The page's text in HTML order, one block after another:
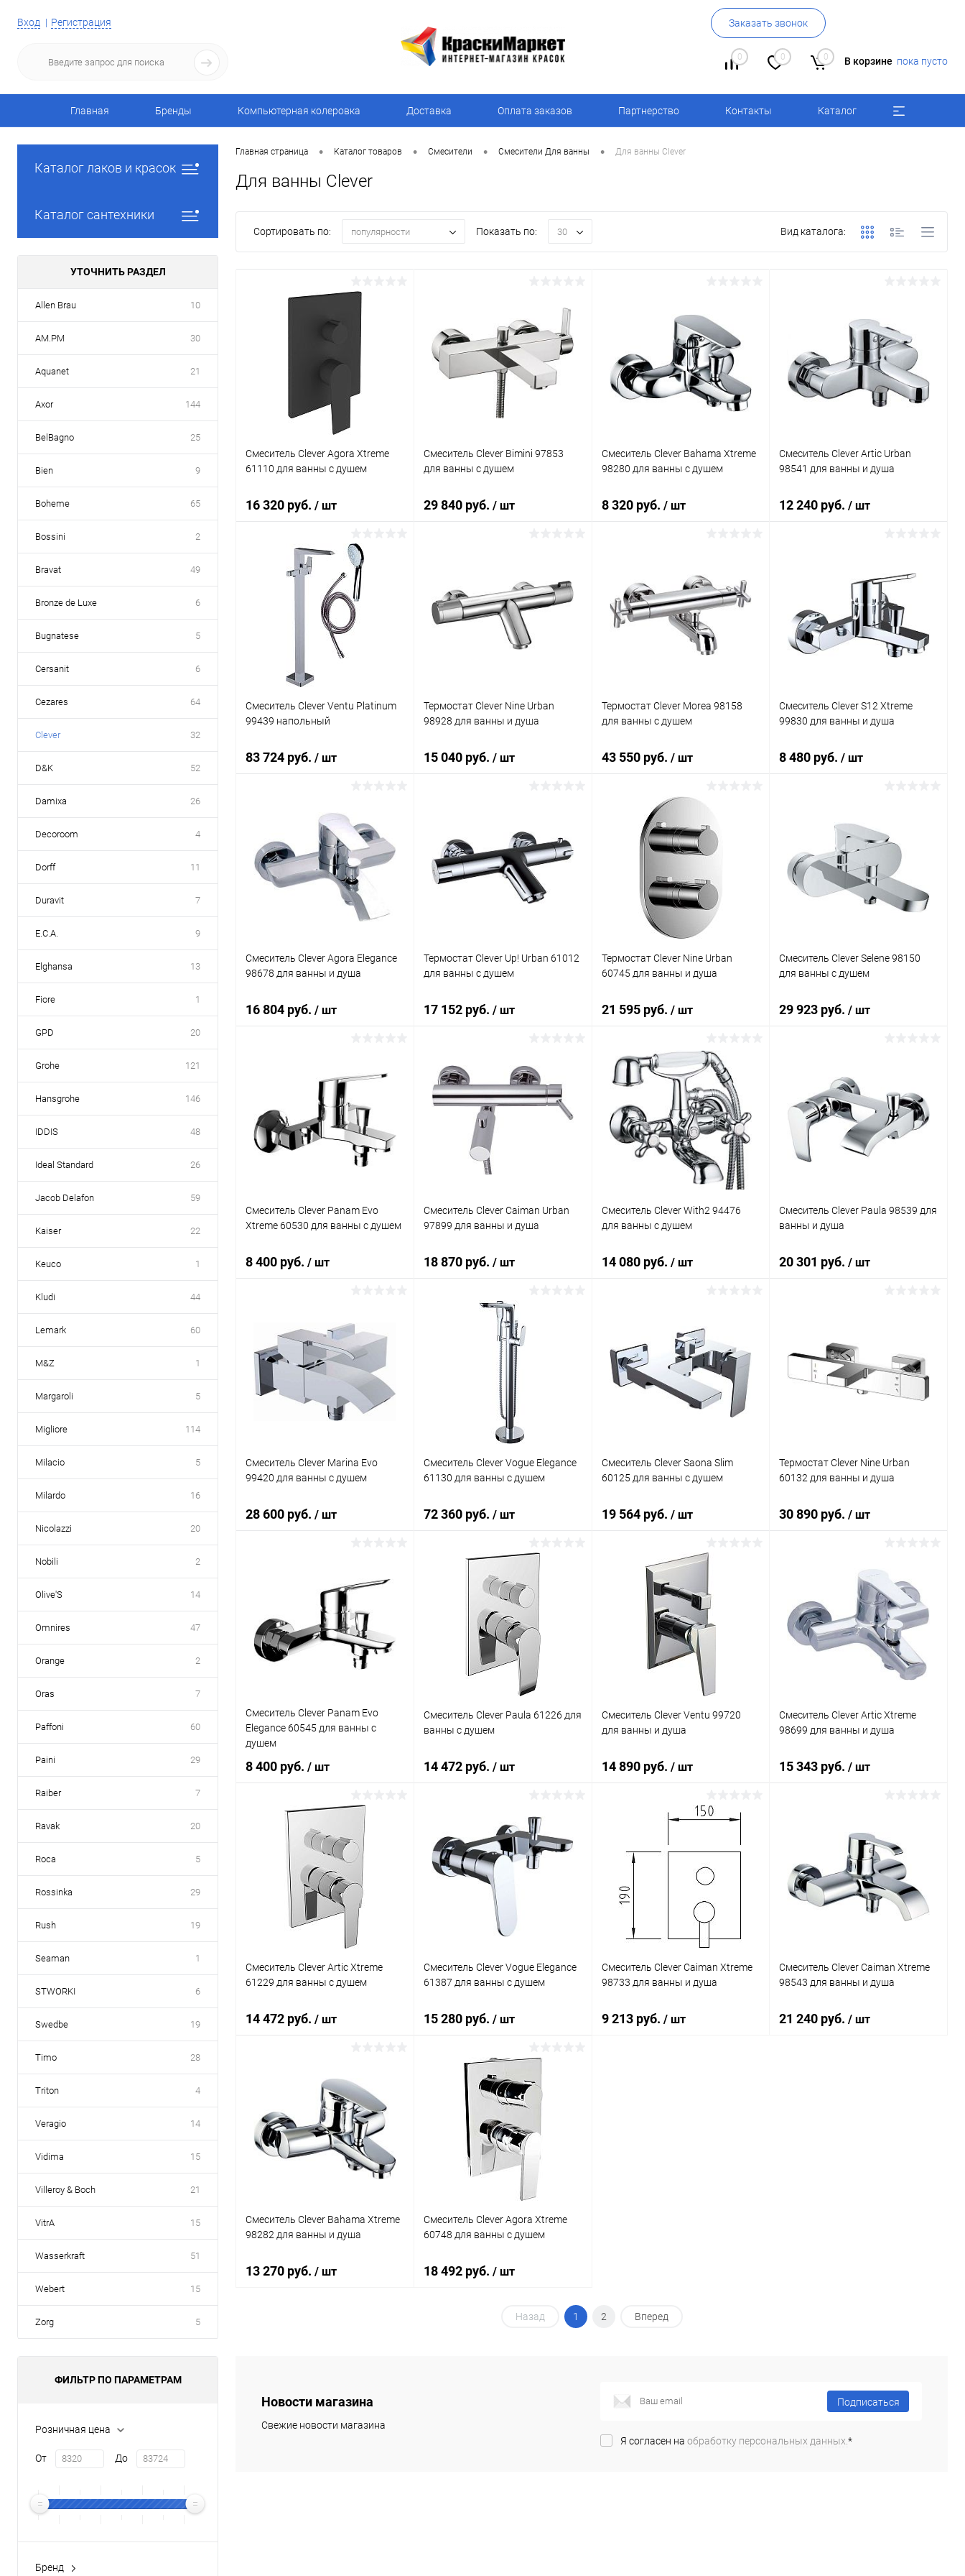
Вход Регистрация Заказать звонок
0 0 0 В корзине пока пусто
Главная Бренды Компьютерная колеровка Доставка Оплата заказов Партнерство Контакты Каталог
Каталог лаков и красок
Каталог сантехники
УТОЧНИТЬ РАЗДЕЛ
Allen Brau 10
AM.PM 30
Aquanet 21
Axor 144
BelBagno 25
Bien 9
Boheme 65
Bossini 2
Bravat 49
Bronze de Luxe 6
Bugnatese 5
Cersanit 6
Cezares 64
Clever 32
D&K 52
Damixa 26
Decoroom 4
Dorff 11
Duravit 7
E.C.A. 9
Elghansa 13
Fiore 1
GPD 20
Grohe 121
Hansgrohe 146
IDDIS 48
Ideal Standard 26
Jacob Delafon 59
Kaiser 22
Keuco 1
Kludi 44
Lemark 60
M&Z 1
Margaroli 5
Migliore 114
Milacio 5
Milardo 16
Nicolazzi 20
Nobili 2
Olive'S 14
Omnires 47
Orange 2
Oras 7
Paffoni 60
Paini 29
Raiber 7
Ravak 20
Roca 5
Rossinka 29
Rush 19
Seaman 1
STWORKI 6
Swedbe 19
Timo 28
Triton 4
Veragio 14
Vidima 15
Villeroy & Boch 21
VitrA 15
Wasserkraft 51
Webert 15
Zorg 5
ФИЛЬТР ПО ПАРАМЕТРАМ
Розничная цена
От До
Бренд
Главная страница • Каталог товаров • Смесители • Смесители Для ванны • Для ванны Clever
Для ванны Clever
Сортировать по: популярности Показать по: 30 Вид каталога:
Смеситель Clever Agora Xtreme
61110 для ванны с душем
16 320 руб. / шт
В корзину
Купить в 1 клик Сравнение
Под заказ
Смеситель Clever Bimini 97853
для ванны с душем
29 840 руб. / шт
Купить в 1 клик Сравнение
В избранное Под заказ
Смеситель Clever Bahama Xtreme
98280 для ванны с душем
8 320 руб. / шт
Купить в 1 клик Сравнение
В избранное Под заказ
Смеситель Clever Artic Urban
98541 для ванны и душа
12 240 руб./ шт
Купить в 1 клик Сравнение
В избранное Под заказ
Смеситель Clever Ventu Platinum
99439 напольный
83 724 руб. / шт
В корзину
Купить в 1 клик Сравнение
В избранное Под заказ
Термостат Clever Nine Urban
98928 для ванны и душа
15 040 руб. / шт
Купить в 1 клик Сравнение
В избранное Под заказ
Термостат Clever Morea 98158
для ванны с душем
43 550 руб. / шт
Купить в 1 клик Сравнение
В избранное Под заказ
Смеситель Clever S12 Xtreme
99830 для ванны и душа
8 480 руб./ шт
Купить в 1 клик Сравнение
В избранное Под заказ
Смеситель Clever Agora Elegance
98678 для ванны и душа
16 804 руб. / шт
Купить в 1 клик Сравнение
В избранное Под заказ
Термостат Clever Up! Urban 61012
для ванны с душем
17 152 руб. / шт
В корзину
Купить в 1 клик Сравнение
В избранное
Термостат Clever Nine Urban
60745 для ванны и душа
21 595 руб. / шт
В корзину
Купить в 1 клик Сравнение
В избранное Под заказ
Смеситель Clever Selene 98150
для ванны c душем
29 923 руб./ шт
Купить в 1 клик Сравнение
В избранное Под заказ
Смеситель Clever Panam Evo
Xtreme 60530 для ванны с душем
8 400 руб. / шт
В корзину
Купить в 1 клик Сравнение
В избранное Под заказ
Смеситель Clever Caiman Urban
97899 для ванны и душа
18 870 руб. / шт
В корзину
Купить в 1 клик
Смеситель Clever With2 94476
для ванны с душем
14 080 руб. / шт
Купить в 1 клик Сравнение
В избранное Под заказ
Смеситель Clever Paula 98539 для
ванны и душа
20 301 руб./ шт
Купить в 1 клик Сравнение
В избранное Под заказ
Смеситель Clever Marina Evo
99420 для ванны с душем
28 600 руб. / шт
Купить в 1 клик Сравнение
В избранное Под заказ
Смеситель Clever Vogue Elegance
61130 для ванны с душем
72 360 руб. / шт
В корзину
Купить в 1 клик Сравнение
В избранное Под заказ
Смеситель Clever Saona Slim
60125 для ванны с душем
19 564 руб. / шт
В корзину
Купить в 1 клик Сравнение
В избранное
Термостат Clever Nine Urban
60132 для ванны и душа
30 890 руб./ шт
В корзину
Купить в 1 клик Сравнение
В избранное Под заказ
Смеситель Clever Panam Evo
Elegance 60545 для ванны с
душем
8 400 руб. / шт
В корзину
Купить в 1 клик Сравнение
В избранное Под заказ
Смеситель Clever Paula 61226 для
ванны с душем
14 472 руб. / шт
В корзину
Купить в 1 клик Сравнение
В избранное
Смеситель Clever Ventu 99720
для ванны и душа
14 890 руб. / шт
В корзину
Купить в 1 клик Сравнение
В избранное Под заказ
Смеситель Clever Artic Xtreme
98699 для ванны и душа
15 343 руб./ шт
Купить в 1 клик Сравнение
В избранное Под заказ
Смеситель Clever Artic Xtreme
61229 для ванны с душем
14 472 руб. / шт
В корзину
Купить в 1 клик Сравнение
В избранное Под заказ
Смеситель Clever Vogue Elegance
61387 для ванны с душем
15 280 руб. / шт
В корзину
Купить в 1 клик
В избранное Под заказ
Смеситель Clever Caiman Xtreme
98733 для ванны и душа
9 213 руб. / шт
Смеситель Clever Caiman Xtreme
98543 для ванны и душа
21 240 руб./ шт
Смеситель Clever Bahama Xtreme
98282 для ванны и душа
13 270 руб. / шт
Смеситель Clever Agora Xtreme
60748 для ванны с душем
18 492 руб. / шт
Назад 1 2 Вперед
Новости магазина
Свежие новости магазина
Подписаться
Я согласен на обработку персональных данных. *